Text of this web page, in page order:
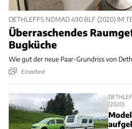
DETHLEFFS NOMAD 490 BLF (2020) IM
Überraschendes
Bugküche
Wie gut der neue Paar-Grundriss von
Einzeltest
(2020)